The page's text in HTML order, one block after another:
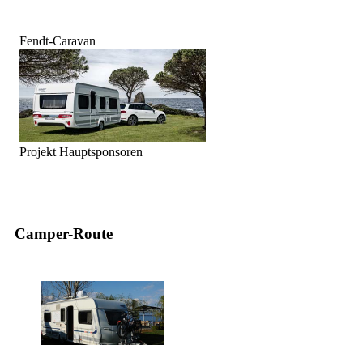
Fendt-Caravan
Projekt Hauptsponsoren
Camper-Route